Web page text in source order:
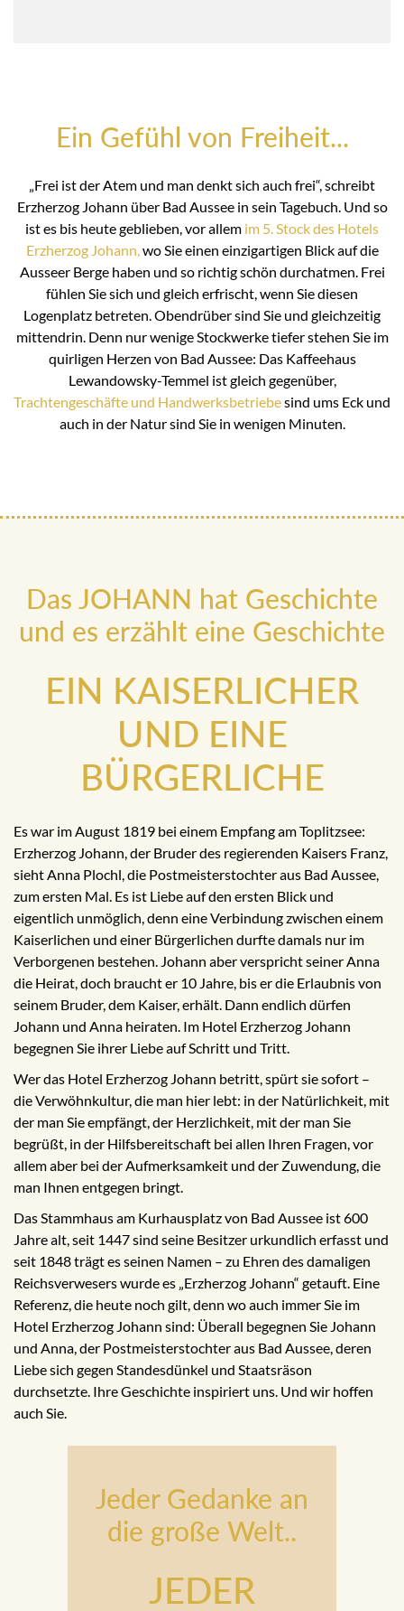
Ein Gefühl von Freiheit...
„Frei ist der Atem und man denkt sich auch frei“, schreibt
Erzherzog Johann über Bad Aussee in sein Tagebuch. Und so
ist es bis heute geblieben, vor allem im 5. Stock des Hotels
Erzherzog Johann,wo Sie einen einzigartigen Blick auf die
Ausseer Berge haben und so richtig schön durchatmen. Frei
fühlen Sie sich und gleich erfrischt, wenn Sie diesen
Logenplatz betreten. Obendrüber sind Sie und gleichzeitig
mittendrin. Denn nur wenige Stockwerke tiefer stehen Sie im
quirligen Herzen von Bad Aussee: Das Kaffeehaus
Lewandowsky-Temmel ist gleich gegenüber,
Trachtengeschäfte und Handwerksbetriebesind ums Eck und
auch in der Natur sind Sie in wenigen Minuten.
Das JOHANN hat Geschichte
und es erzählt eine Geschichte
EIN KAISERLICHER
UND EINE
BÜRGERLICHE
Es war im August 1819 bei einem Empfang am Toplitzsee:
Erzherzog Johann, der Bruder des regierenden Kaisers Franz,
sieht Anna Plochl, die Postmeisterstochter aus Bad Aussee,
zum ersten Mal. Es ist Liebe auf den ersten Blick und
eigentlich unmöglich, denn eine Verbindung zwischen einem
Kaiserlichen und einer Bürgerlichen durfte damals nur im
Verborgenen bestehen. Johann aber verspricht seiner Anna
die Heirat, doch braucht er 10 Jahre, bis er die Erlaubnis von
seinem Bruder, dem Kaiser, erhält. Dann endlich dürfen
Johann und Anna heiraten. Im Hotel Erzherzog Johann
begegnen Sie ihrer Liebe auf Schritt und Tritt.
Wer das Hotel Erzherzog Johann betritt, spürt sie sofort –
die Verwöhnkultur, die man hier lebt: in der Natürlichkeit, mit
der man Sie empfängt, der Herzlichkeit, mit der man Sie
begrüßt, in der Hilfsbereitschaft bei allen Ihren Fragen, vor
allem aber bei der Aufmerksamkeit und der Zuwendung, die
man Ihnen entgegen bringt.
Das Stammhaus am Kurhausplatz von Bad Aussee ist 600
Jahre alt, seit 1447 sind seine Besitzer urkundlich erfasst und
seit 1848 trägt es seinen Namen – zu Ehren des damaligen
Reichsverwesers wurde es „Erzherzog Johann“ getauft. Eine
Referenz, die heute noch gilt, denn wo auch immer Sie im
Hotel Erzherzog Johann sind: Überall begegnen Sie Johann
und Anna, der Postmeisterstochter aus Bad Aussee, deren
Liebe sich gegen Standesdünkel und Staatsräson
durchsetzte. Ihre Geschichte inspiriert uns. Und wir hoffen
auch Sie.
Jeder Gedanke an
die große Welt..
JEDER